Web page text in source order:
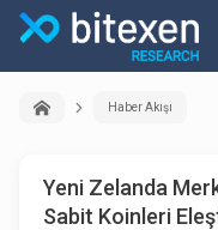
Haber Akışı
Yeni Zelanda
Sabit Koinleri